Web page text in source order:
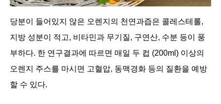
당분이 들어있지 않은 오렌지의 천연과즙은 콜레스테롤,
지방 성분이 적고, 비타민과 무기질, 구연산, 수분 등이 풍
부하다. 한 연구결과에 따르면 매일 두 컵 (200ml) 이상의
오렌지 주스를 마시면 고혈압, 동맥경화 등의 질환을 예방
할 수 있다.